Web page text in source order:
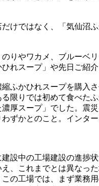
けではなく、「気仙沼
りやワカメ、ブルーベ
れスープ」や先日ご紹
ふかひれスープを購入
限りでは初めて食べた
厚スープ」でした。震
ずかとのこと。インタ
設中の工場建設の進捗
、これまでとは異なっ
の工場では、まず業務